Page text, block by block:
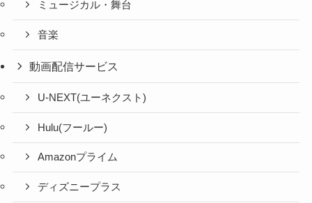
ミュージカル・舞台
音楽
動画配信サービス
U-NEXT(ユーネクスト)
Hulu(フールー)
Amazonプライム
ディズニープラス